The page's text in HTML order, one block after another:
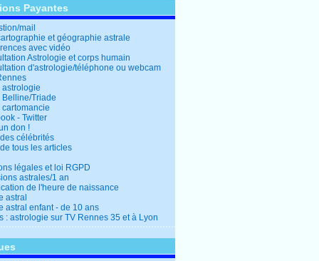
Payantes
mail
et géographie astrale
avec vidéo
Astrologie et corps humain
d'astrologie/téléphone ou webcam
astrologie
Belline/Triade
cartomancie
- Twitter
don !
célébrités
tous les articles
légales et loi RGPD
astrales/1 an
de l'heure de naissance
astral
astral enfant - de 10 ans
: astrologie sur TV Rennes 35 et à Lyon